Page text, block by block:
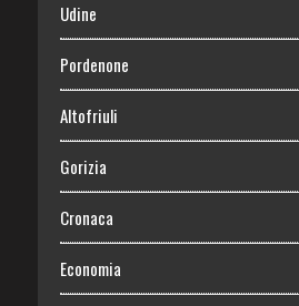
Udine
Pordenone
Altofriuli
Gorizia
Cronaca
Economia